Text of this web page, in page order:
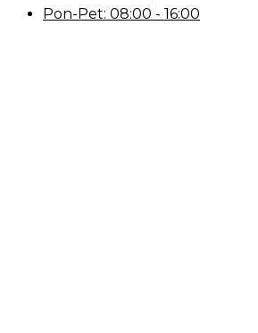
Pon-Pet: 08:00 - 16:00